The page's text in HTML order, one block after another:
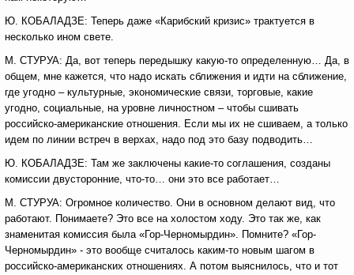
Ю. КОБАЛАДЗЕ: Теперь даже «Карибский кризис» трактуется в
несколько ином свете.
М. СТУРУА: Да, вот теперь передышку какую-то определенную… Да, в
общем, мне кажется, что надо искать сближения и идти на сближение,
где угодно – культурные, экономические связи, торговые, какие
угодно, социальные, на уровне личностном – чтобы сшивать
российско-американские отношения. Если мы их не сшиваем, а только
идем по линии встреч в верхах, надо под это базу подводить…
Ю. КОБАЛАДЗЕ: Там же заключены какие-то соглашения, созданы
комиссии двусторонние, что-то… они это все работает…
М. СТУРУА: Огромное количество. Они в основном делают вид, что
работают. Понимаете? Это все на холостом ходу. Это так же, как
знаменитая комиссия была «Гор-Черномырдин». Помните? «Гор-
Черномырдин» - это вообще считалось каким-то новым шагом в
российско-американских отношениях. А потом выяснилось, что и тот